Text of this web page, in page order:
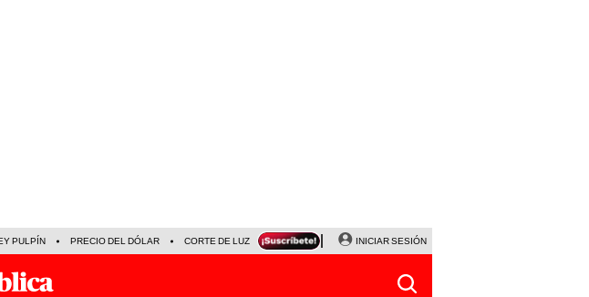
PULPÍN PRECIO DEL DÓLAR CORTE DE LUZ VIERNES 7 DE AGOSTO ALBERTO BENAVIDES
INICIAR SESIÓN